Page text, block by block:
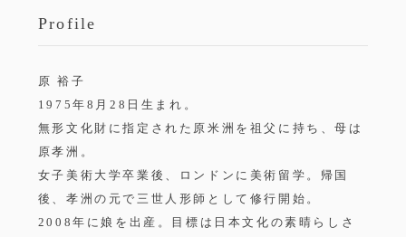
Profile
原 裕子
1975年8月28日生まれ。
無形文化財に指定された原米洲を祖父に持ち、母は
原孝洲。
女子美術大学卒業後、ロンドンに美術留学。帰国
後、孝洲の元で三世人形師として修行開始。
2008年に娘を出産。目標は日本文化の素晴らしさ